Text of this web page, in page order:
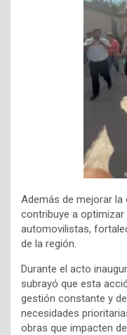
Además de mejorar
contribuye a
automovilistas,
de la región.
Durante el acto
subrayó que esta
gestión constante y
necesidades
obras que impacten